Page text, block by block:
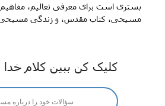
بستری است برای معرفی تعالیم،
مسیحی، کتاب مقدس، و زندگی
کلیک کن ببین کلام